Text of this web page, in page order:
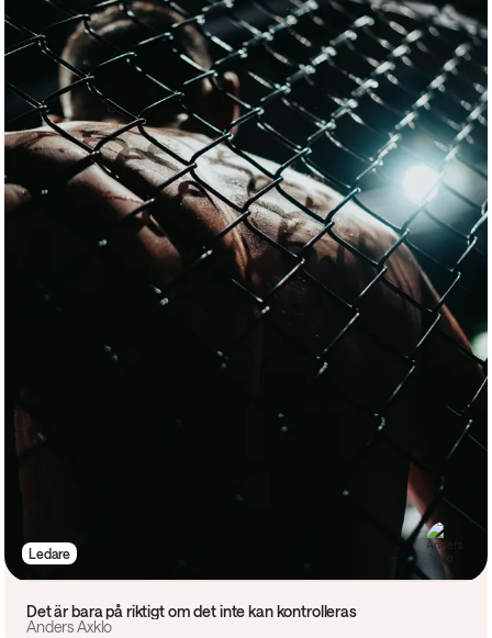
Ledare
Det är bara på riktigt om det inte kan kontrolleras
Anders Axklo